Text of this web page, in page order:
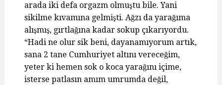
arada iki defa orgazm olmuştu bile. Yani
sikilme kıvamına gelmişti. Ağzı da yarağıma
alışmış, gırtlağına kadar sokup çıkarıyordu.
“Hadi ne olur sik beni, dayanamıyorum artık,
sana 2 tane Cumhuriyet altını vereceğim,
yeter ki hemen sok o koca yarağını içime,
isterse patlasın amım umrumda değil,